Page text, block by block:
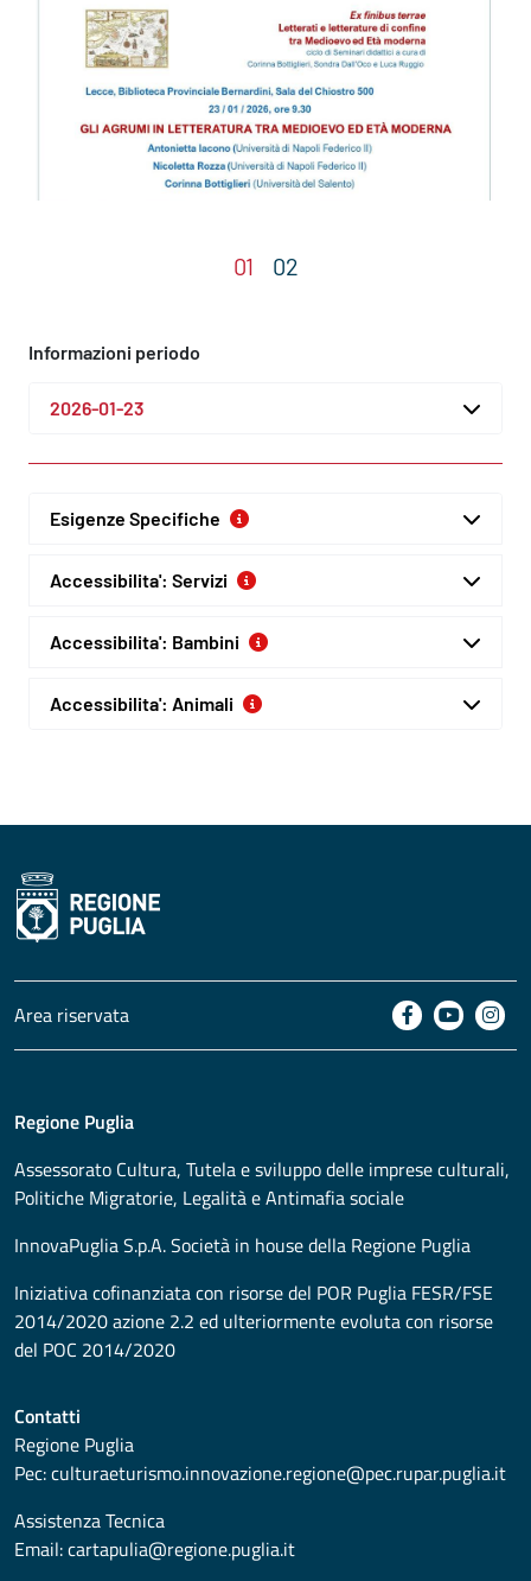
Informazioni periodo
2026-01-23
Esigenze Specifiche
Accessibilita': Servizi
Accessibilita': Bambini
Accessibilita': Animali
Area riservata
Regione Puglia
Assessorato Cultura, Tutela e sviluppo delle imprese culturali,
Politiche Migratorie, Legalità e Antimafia sociale
InnovaPuglia S.p.A. Società in house della Regione Puglia
Iniziativa cofinanziata con risorse del POR Puglia FESR/FSE
2014/2020 azione 2.2 ed ulteriormente evoluta con risorse
del POC 2014/2020
Contatti
Regione Puglia
Pec:culturaeturismo.innovazione.regione@pec.rupar.puglia.it
Assistenza Tecnica
Email:cartapulia@regione.puglia.it